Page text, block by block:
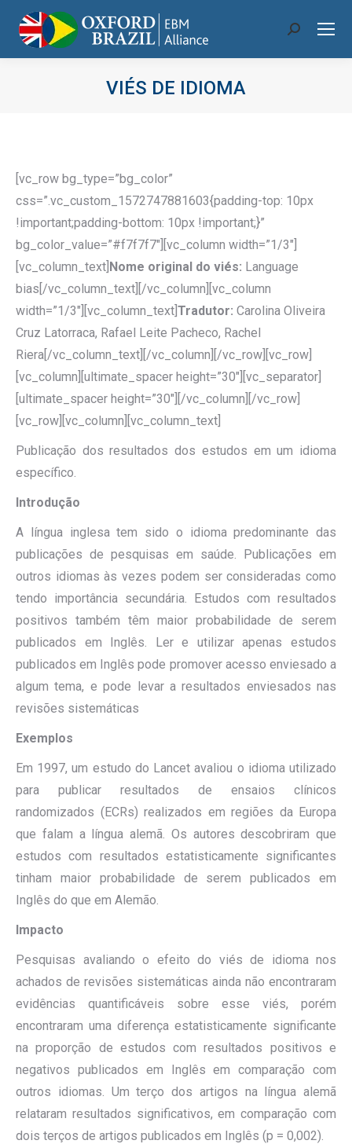
Search:
VIÉS DE IDIOMA
[vc_row bg_type=”bg_color”
css=”.vc_custom_1572747881603{padding-top: 10px
!important;padding-bottom: 10px !important;}”
bg_color_value=”#f7f7f7″][vc_column width=”1/3″]
[vc_column_text] Nome original do viés: Language
bias[/vc_column_text][/vc_column][vc_column
width=”1/3″][vc_column_text] Tradutor: Carolina Oliveira
Cruz Latorraca, Rafael Leite Pacheco, Rachel
Riera[/vc_column_text][/vc_column][/vc_row][vc_row]
[vc_column][ultimate_spacer height=”30″][vc_separator]
[ultimate_spacer height=”30″][/vc_column][/vc_row]
[vc_row][vc_column][vc_column_text]
Publicação dos resultados dos estudos em um idioma
específico.
Introdução
A língua inglesa tem sido o idioma predominante das
publicações de pesquisas em saúde. Publicações em
outros idiomas às vezes podem ser consideradas como
tendo importância secundária. Estudos com resultados
positivos também têm maior probabilidade de serem
publicados em Inglês. Ler e utilizar apenas estudos
publicados em Inglês pode promover acesso enviesado a
algum tema, e pode levar a resultados enviesados nas
revisões sistemáticas
Exemplos
Em 1997, um estudo do Lancet avaliou o idioma utilizado
para publicar resultados de ensaios clínicos
randomizados (ECRs) realizados em regiões da Europa
que falam a língua alemã. Os autores descobriram que
estudos com resultados estatisticamente significantes
tinham maior probabilidade de serem publicados em
Inglês do que em Alemão.
Impacto
Pesquisas avaliando o efeito do viés de idioma nos
achados de revisões sistemáticas ainda não encontraram
evidências quantificáveis sobre esse viés, porém
encontraram uma diferença estatisticamente significante
na proporção de estudos com resultados positivos e
negativos publicados em Inglês em comparação com
outros idiomas. Um terço dos artigos na língua alemã
relataram resultados significativos, em comparação com
dois terços de artigos publicados em Inglês (p = 0,002).